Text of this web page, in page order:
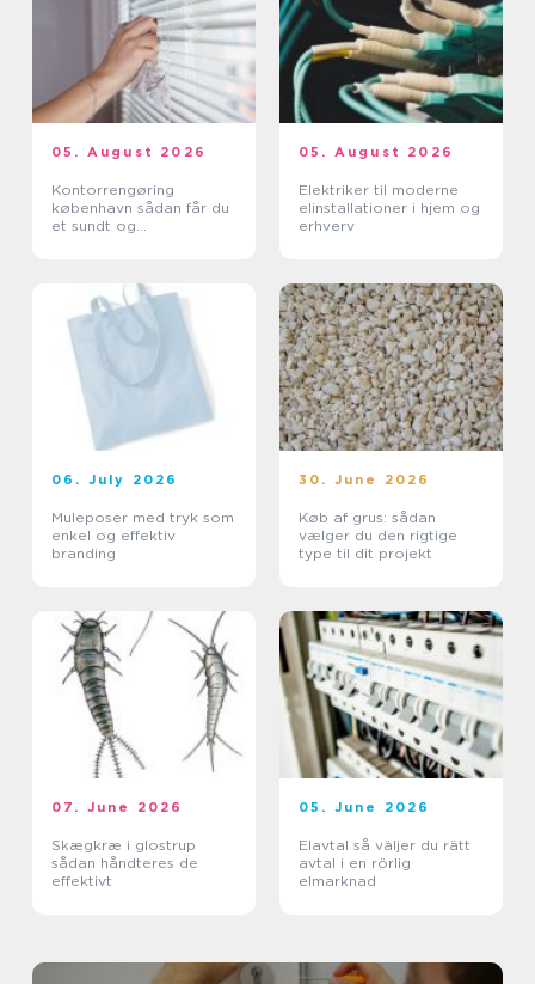
05. August 2026
Kontorrengøring
københavn sådan får du
et sundt og
05. August 2026
Elektriker til moderne
elinstallationer i hjem og
erhverv
06. July 2026
Muleposer med tryk som
enkel og effektiv
branding
30. June 2026
Køb af grus: sådan
vælger du den rigtige
type til dit projekt
07. June 2026
Skægkræ i glostrup
sådan håndteres de
effektivt
05. June 2026
Elavtal så väljer du rätt
avtal i en rörlig
elmarknad